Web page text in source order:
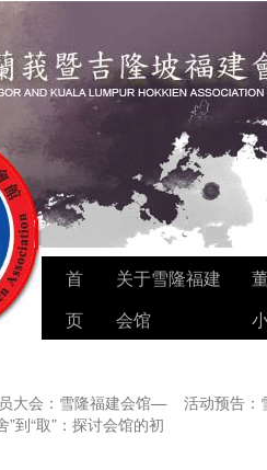
Skip
首
页
关于雪隆福建
会馆
大会：雪隆福建会馆—
到“取”：探讨会馆的初
活动预告：